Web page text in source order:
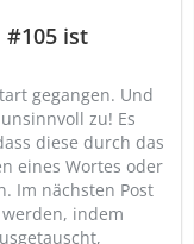
#105 ist
gegangen. Und
zu! Es
diese durch das
eines Wortes oder
Im nächsten Post
indem